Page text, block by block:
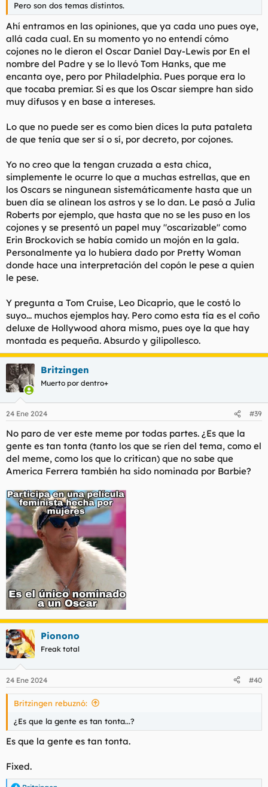
Pero son dos temas distintos.
Ahí entramos en las opiniones, que ya cada uno pues oye,
allá cada cual. En su momento yo no entendí cómo
cojones no le dieron el Oscar Daniel Day-Lewis por En el
nombre del Padre y se lo llevó Tom Hanks, que me
encanta oye, pero por Philadelphia. Pues porque era lo
que tocaba premiar. Si es que los Oscar siempre han sido
muy difusos y en base a intereses.
Lo que no puede ser es como bien dices la puta pataleta
de que tenía que ser sí o sí, por decreto, por cojones.
Yo no creo que la tengan cruzada a esta chica,
simplemente le ocurre lo que a muchas estrellas, que en
los Oscars se ningunean sistemáticamente hasta que un
buen día se alinean los astros y se lo dan. Le pasó a Julia
Roberts por ejemplo, que hasta que no se les puso en los
cojones y se presentó un papel muy "oscarizable" como
Erin Brockovich se había comido un mojón en la gala.
Personalmente ya lo hubiera dado por Pretty Woman
donde hace una interpretación del copón le pese a quien
le pese.
Y pregunta a Tom Cruise, Leo Dicaprio, que le costó lo
suyo... muchos ejemplos hay. Pero como esta tía es el coño
deluxe de Hollywood ahora mismo, pues oye la que hay
montada es pequeña. Absurdo y gilipollesco.
Britzingen
Muerto por dentro+
24 Ene 2024 #39
No paro de ver este meme por todas partes. ¿Es que la
gente es tan tonta (tanto los que se ríen del tema, como el
del meme, como los que lo critican) que no sabe que
America Ferrera también ha sido nominada por Barbie?
Pionono
Freak total
24 Ene 2024 #40
Britzingen rebuznó:
¿Es que la gente es tan tonta...?
Es que la gente es tan tonta.
Fixed.